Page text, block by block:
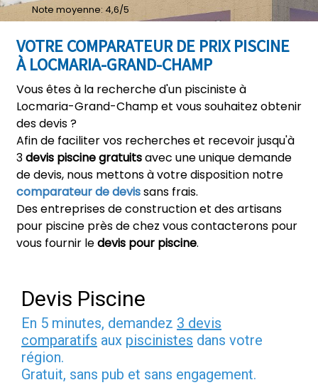
VOTRE COMPARATEUR DE PRIX PISCINE
À LOCMARIA-GRAND-CHAMP
Vous êtes à la recherche d'un pisciniste à
Locmaria-Grand-Champ et vous souhaitez obtenir
des devis ?
Afin de faciliter vos recherches et recevoir jusqu'à
3devis piscine gratuitsavec une unique demande
de devis, nous mettons à votre disposition notre
comparateur de devissans frais.
Des entreprises de construction et des artisans
pour piscine près de chez vous contacterons pour
vous fournir ledevis pour piscine.
Note moyenne: 4,6/5
Devis Piscine
En 5 minutes, demandez 3 devis
comparatifs aux piscinistes dans votre
région.
Gratuit, sans pub et sans engagement.